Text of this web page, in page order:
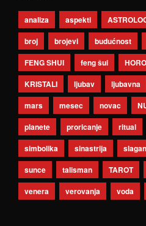
analiza aspekti
broj
brojevi budućnost
FENG SHUI
feng šui
KRISTALI
ljubav ljubavna
mars
mesec novac
planete
proricanje ritual
simbolika
sinastrija
sunce
talisman TAROT
venera
verovanja voda